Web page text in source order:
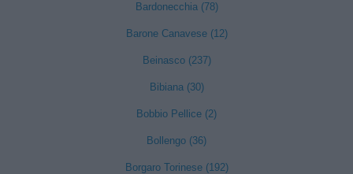
Bardonecchia (78)
Barone Canavese (12)
Beinasco (237)
Bibiana (30)
Bobbio Pellice (2)
Bollengo (36)
Borgaro Torinese (192)